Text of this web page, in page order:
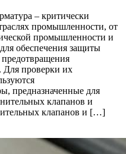
– критически
промышленности, от
промышленности и
обеспечения защиты
Для проверки их
предназначенные для
клапанов и
клапанов и […]